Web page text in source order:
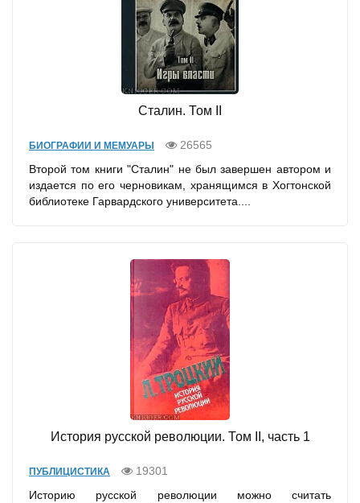
Сталин. Том II
БИОГРАФИИ И МЕМУАРЫ
26565
Второй том книги "Сталин" не был завершен автором и
издается по его черновикам, хранящимся в Хогтонской
библиотеке Гарвардского университета....
История русской революции. Том II, часть 1
ПУБЛИЦИСТИКА
19301
Историю русской революции можно считать